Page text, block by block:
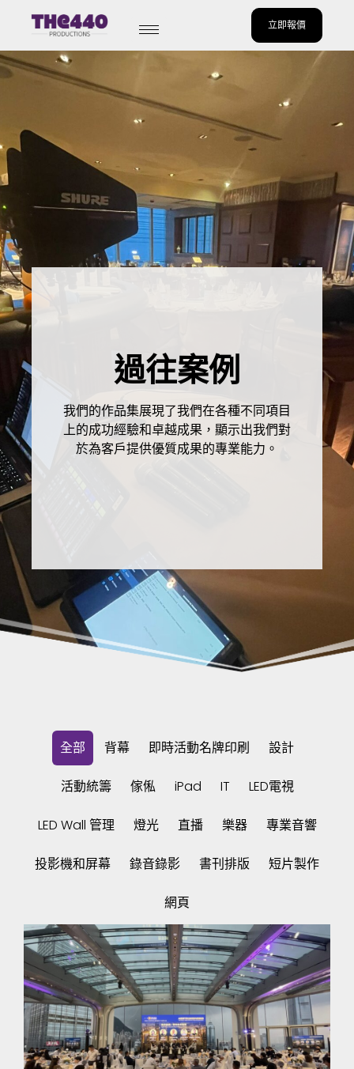
to
content
立即報價
過往案例
我們的作品集展現了我們在各種不同項目
上的成功經驗和卓越成果，顯示出我們對
於為客戶提供優質成果的專業能力。
全部 背幕 即時活動名牌印刷 設計
活動統籌 傢俬 iPad IT LED電視
LED Wall 管理 燈光 直播 樂器 專業音響
投影機和屏幕 錄音錄影 書刊排版 短片製作
網頁